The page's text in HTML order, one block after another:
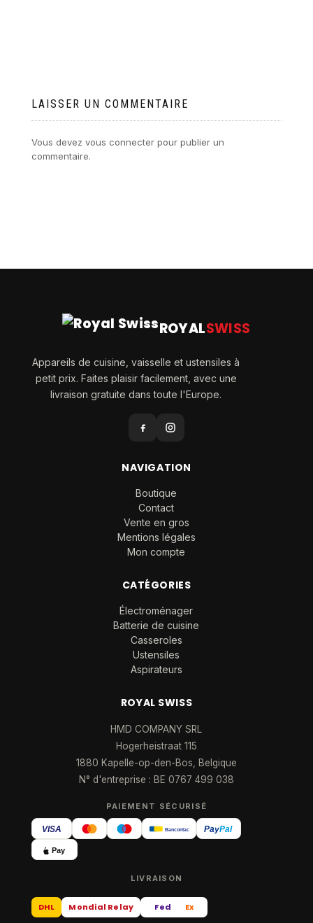
LAISSER UN COMMENTAIRE
Vous devez vous connecterpour publier un
commentaire.
ROYALSWISS
Appareils de cuisine, vaisselle et ustensiles à
petit prix. Faites plaisir facilement, avec une
livraison gratuite dans toute l'Europe.
NAVIGATION
Boutique
Contact
Vente en gros
Mentions légales
Mon compte
CATÉGORIES
Électroménager
Batterie de cuisine
Casseroles
Ustensiles
Aspirateurs
ROYAL SWISS
HMD COMPANY SRL
Hogerheistraat 115
1880 Kapelle-op-den-Bos, Belgique
N° d'entreprise : BE 0767 499 038
PAIEMENT SÉCURISÉ
VISA Bancontact PayPal
Pay
LIVRAISON
DHL Mondial Relay Fed Ex